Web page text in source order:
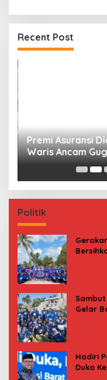
Recent Post
Premi Asuransi
Waris Ancam
Finance ke PN
Politik
Sambut
Gelar
Hadiri
Duka